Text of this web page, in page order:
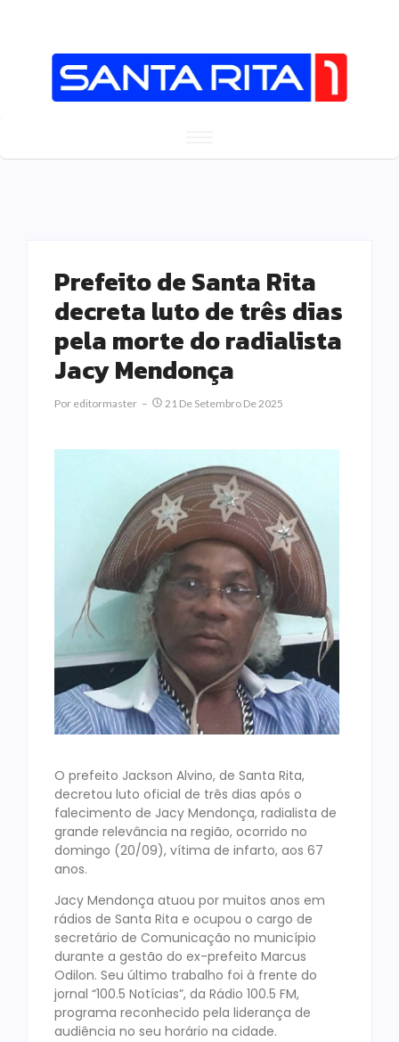
Prefeito de Santa Rita
decreta luto de três dias
pela morte do radialista
Jacy Mendonça
Por Editormaster 21 De Setembro De 2025
O prefeito Jackson Alvino, de Santa Rita,
decretou luto oficial de três dias após o
falecimento de Jacy Mendonça, radialista de
grande relevância na região, ocorrido no
domingo (20/09), vítima de infarto, aos 67
anos.
Jacy Mendonça atuou por muitos anos em
rádios de Santa Rita e ocupou o cargo de
secretário de Comunicação no município
durante a gestão do ex-prefeito Marcus
Odilon. Seu último trabalho foi à frente do
jornal “100.5 Notícias”, da Rádio 100.5 FM,
programa reconhecido pela liderança de
audiência no seu horário na cidade.